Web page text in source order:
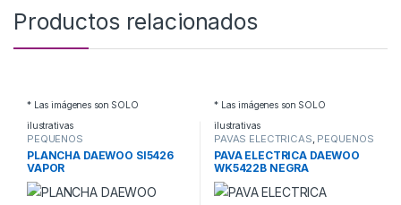
Productos relacionados
* Las imágenes son SOLO
ilustrativas
PEQUEÑOS
ELECTRODOMESTICOS,
PLANCHAS
PLANCHA DAEWOO SI5426
VAPOR
* Las imágenes son SOLO
ilustrativas
PAVAS ELECTRICAS, PEQUEÑOS
ELECTRODOMESTICOS
PAVA ELECTRICA DAEWOO
WK5422B NEGRA